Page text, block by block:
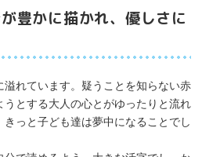
豊かに描かれ、優しさに
れています。疑うことを知らない赤
とする大人の心とがゆったりと流れ
っと子ども達は夢中になることでし